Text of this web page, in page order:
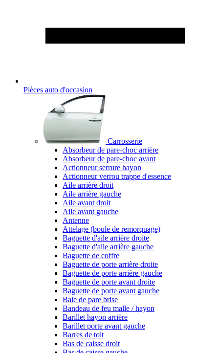
Pièces auto d'occasion
Carrosserie
Absorbeur de pare-choc arrière
Absorbeur de pare-choc avant
Actionneur serrure hayon
Actionneur verrou trappe d'essence
Aile arrière droit
Aile arrière gauche
Aile avant droit
Aile avant gauche
Antenne
Attelage (boule de remorquage)
Baguette d'aile arrière droite
Baguette d'aile arrière gauche
Baguette de coffre
Baguette de porte arrière droite
Baguette de porte arrière gauche
Baguette de porte avant droite
Baguette de porte avant gauche
Baie de pare brise
Bandeau de feu malle / hayon
Barillet hayon arrière
Barillet porte avant gauche
Barres de toit
Bas de caisse droit